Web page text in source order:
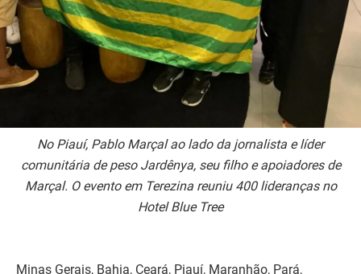
No Piauí, Pablo Marçal ao lado da jornalista e líder
comunitária de peso Jardênya, seu filho e apoiadores de
Marçal. O evento em Terezina reuniu 400 lideranças no
Hotel Blue Tree
Minas Gerais, Bahia, Ceará, Piauí, Maranhão, Pará,